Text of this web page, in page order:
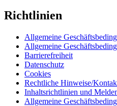
Richtlinien
Allgemeine
Allgemeine
Barrierefreiheit
Datenschutz
Cookies
Rechtliche Hinweise/
Inhaltsrichtlinien und
Allgemeine